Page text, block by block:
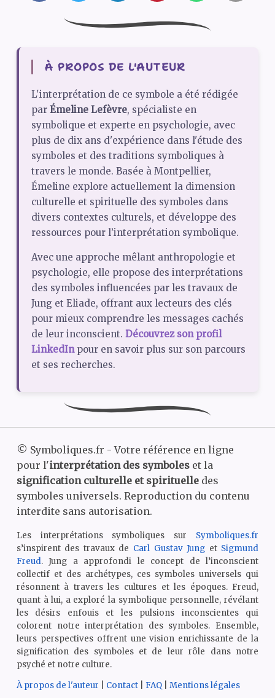
À PROPOS DE L'AUTEUR
L'interprétation de ce symbole a été rédigée
par Émeline Lefèvre, spécialiste en
symbolique et experte en psychologie, avec
plus de dix ans d'expérience dans l'étude des
symboles et des traditions symboliques à
travers le monde. Basée à Montpellier,
Émeline explore actuellement la dimension
culturelle et spirituelle des symboles dans
divers contextes culturels, et développe des
ressources pour l’interprétation symbolique.
Avec une approche mêlant anthropologie et
psychologie, elle propose des interprétations
des symboles influencées par les travaux de
Jung et Eliade, offrant aux lecteurs des clés
pour mieux comprendre les messages cachés
de leur inconscient. Découvrez son profil
LinkedInpour en savoir plus sur son parcours
et ses recherches.
© Symboliques.fr - Votre référence en ligne
pour l'interprétation des symboleset la
signification culturelle et spirituelledes
symboles universels. Reproduction du contenu
interdite sans autorisation.
Les interprétations symboliques sur Symboliques.fr
s’inspirent des travaux de Carl Gustav Jung et Sigmund
Freud. Jung a approfondi le concept de l’inconscient
collectif et des archétypes, ces symboles universels qui
résonnent à travers les cultures et les époques. Freud,
quant à lui, a exploré la symbolique personnelle, révélant
les désirs enfouis et les pulsions inconscientes qui
colorent notre interprétation des symboles. Ensemble,
leurs perspectives offrent une vision enrichissante de la
signification des symboles et de leur rôle dans notre
psyché et notre culture.
À propos de l'auteur Contact| FAQ| Mentions légales